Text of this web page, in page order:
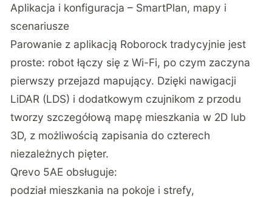
Aplikacja i konfiguracja – SmartPlan, mapy i
scenariusze
Parowanie z aplikacją Roborock tradycyjnie jest
proste: robot łączy się z Wi-Fi, po czym zaczyna
pierwszy przejazd mapujący. Dzięki nawigacji
LiDAR (LDS) i dodatkowym czujnikom z przodu
tworzy szczegółową mapę mieszkania w 2D lub
3D, z możliwością zapisania do czterech
niezależnych pięter.
Qrevo 5AE obsługuje:
podział mieszkania na pokoje i strefy,